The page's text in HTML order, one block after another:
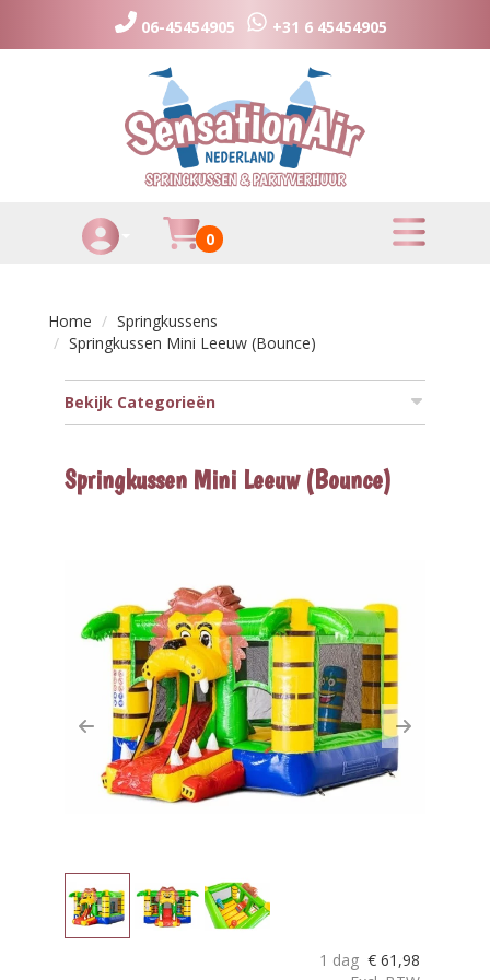
06-45454905 +31 6 45454905
Toggle Account dropdown
Huurmandje
0
toggle menu
Home
Springkussens
Springkussen Mini Leeuw (Bounce)
Bekijk Categorieën
Springkussen Mini Leeuw (Bounce)
Previous Next
1 dag € 61,98